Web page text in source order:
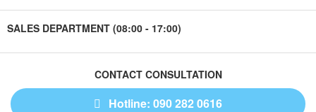
SALES DEPARTMENT (08:00 - 17:00)
CONTACT CONSULTATION
Hotline: 090 282 0616